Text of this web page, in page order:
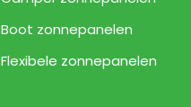
Boot zonnepanelen
Flexibele zonnepanelen